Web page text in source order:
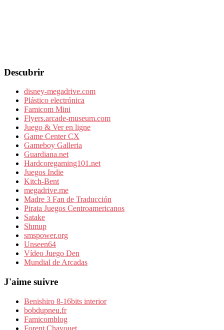
Descubrir
disney-megadrive.com
Plástico electrónica
Famicom Mini
Flyers.arcade-museum.com
Juego & Ver en ligne
Game Center CX
Gameboy Galleria
Guardiana.net
Hardcoregaming101.net
Juegos Indie
Kitch-Bent
megadrive.me
Madre 3 Fan de Traducción
Pirata Juegos Centroamericanos
Satake
Shmup
smspower.org
Unseen64
Vídeo Juego Den
Mundial de Arcadas
J'aime suivre
Benishiro 8-16bits interior
bobdupneu.fr
Famicomblog
Forent Chavouet